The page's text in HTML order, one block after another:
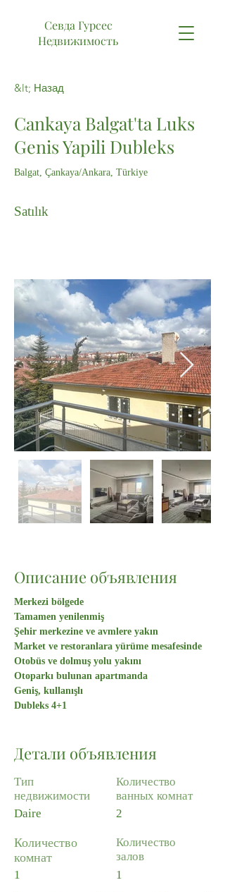
Севда Гурсес
Недвижимость
&lt; Назад
Cankaya Balgat'ta Luks
Genis Yapili Dubleks
Balgat, Çankaya/Ankara, Türkiye
Satılık
Описание объявления
Merkezi bölgede
Tamamen yenilenmiş
Şehir merkezine ve avmlere yakın
Market ve restoranlara yürüme mesafesinde
Otobüs ve dolmuş yolu yakını
Otoparkı bulunan apartmanda
Geniş, kullanışlı
Dubleks 4+1
Детали объявления
Тип
недвижимости
Daire
Количество
комнат
1
Количество
ванных комнат
2
Количество
залов
1